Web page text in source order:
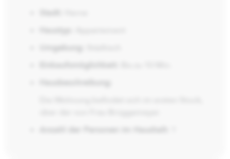
Haustyp:
Umgebung:
Einkaufsmöglichkeit:
Hausbeschreibung: